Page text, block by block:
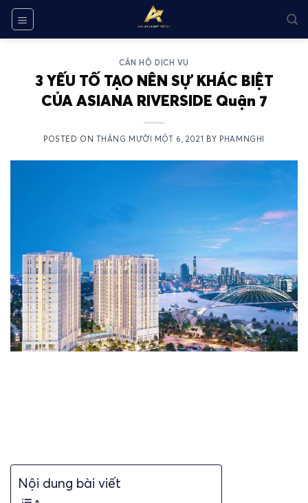
Skip
content
CĂN HỘ DỊCH VỤ
3 YẾU TỐ TẠO NÊN SỰ KHÁC BIỆT
CỦA ASIANA RIVERSIDE Quận 7
POSTED ON THÁNG MƯỜI MỘT 6, 2021 BY PHAMNGHI
Nội dung bài viết